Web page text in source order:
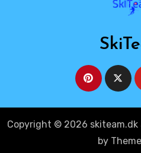
Copyright © 2026 skiteam.dk
by